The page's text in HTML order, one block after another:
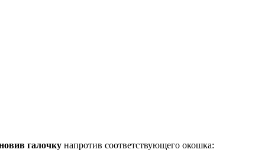
галочку напротив соответствующего окошка: